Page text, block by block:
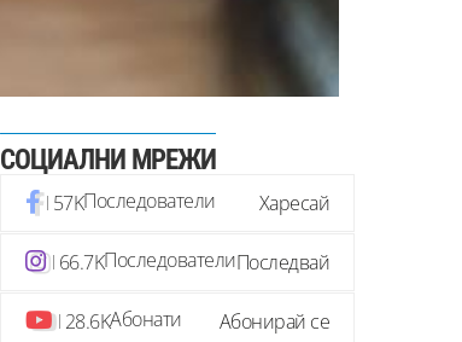
СОЦИАЛНИ МРЕЖИ
57KПоследователи Харесай
66.7KПоследователиПоследвай
28.6KАбонати Абонирай се